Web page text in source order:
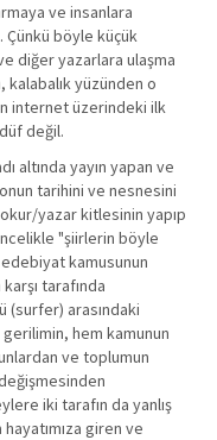
ve insanlara
Çünkü böyle küçük
diğer yazarlara ulaşma
kalabalık yüzünden o
internet üzerindeki ilk
değil.
altında yayın yapan ve
tarihini ve nesnesini
yazar kitlesinin yapıp
"şiirlerin böyle
kamusunun
tarafında
(surfer) arasındaki
hem kamunun
ve toplumun
iki tarafın da yanlış
giren ve